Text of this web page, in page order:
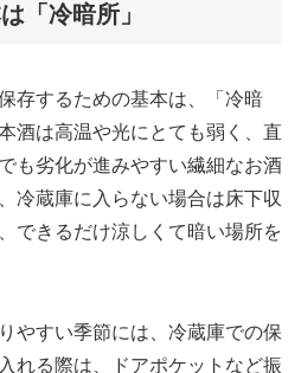
「冷暗所」
存するための基本は、「冷暗
酒は高温や光にとても弱く、直
も劣化が進みやすい繊細なお酒
冷蔵庫に入らない場合は床下収
できるだけ涼しくて暗い場所を
やすい季節には、冷蔵庫での保
れる際は、ドアポケットなど振